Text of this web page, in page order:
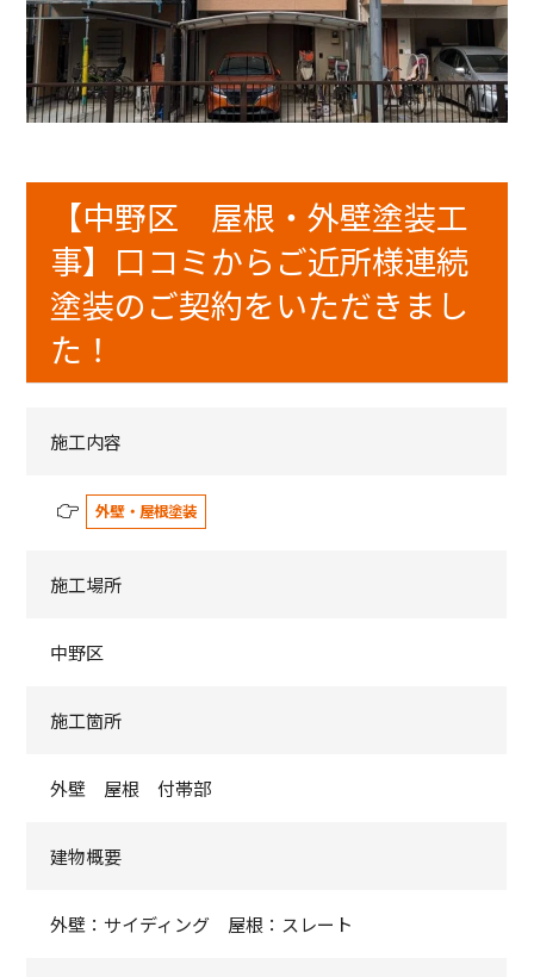
【中野区 屋根・外壁塗装工
事】口コミからご近所様連続
塗装のご契約をいただきまし
た！
施工内容
外壁・屋根塗装
施工場所
中野区
施工箇所
外壁 屋根 付帯部
建物概要
外壁：サイディング 屋根：スレート